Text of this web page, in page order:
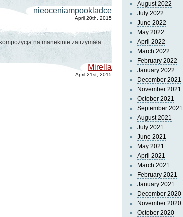
nieoceniampookladce
April 20th, 2015
kompozycja na manekinie zatrzymała
Mirella
April 21st, 2015
August 2022
July 2022
June 2022
May 2022
April 2022
March 2022
February 2022
January 2022
December 2021
November 2021
October 2021
September 2021
August 2021
July 2021
June 2021
May 2021
April 2021
March 2021
February 2021
January 2021
December 2020
November 2020
October 2020